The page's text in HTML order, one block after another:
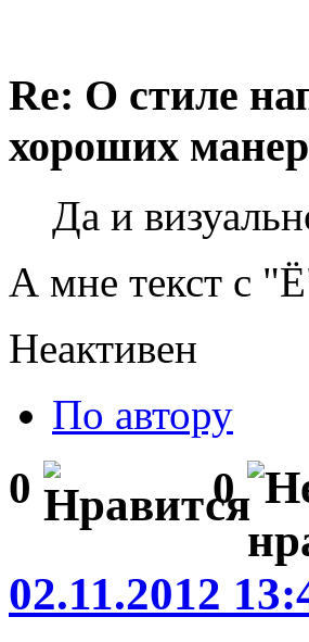
Re: О стиле
хороших
Да и
А мне текст с
Неактивен
По автору
0 0
02.11.2012